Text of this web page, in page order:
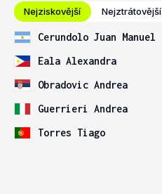
Nejziskovější Nejztrátovější
Cerundolo Juan Manuel
Eala Alexandra
Obradovic Andrea
Guerrieri Andrea
Torres Tiago